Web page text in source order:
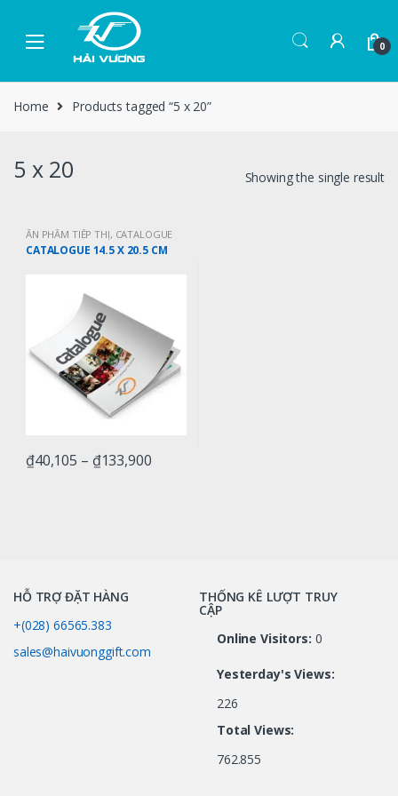
0
Home Products tagged “5 x 20”
5 x 20 Showing the single result
ẤN PHẨM TIẾP THỊ, CATALOGUE
CATALOGUE 14.5 X 20.5 CM
₫40,105 – ₫133,900
HỖ TRỢ ĐẶT HÀNG
+(028) 66565.383
sales@haivuonggift.com
THỐNG KÊ LƯỢT TRUY
CẬP
Online Visitors: 0
Yesterday's Views:
226
Total Views:
762.855